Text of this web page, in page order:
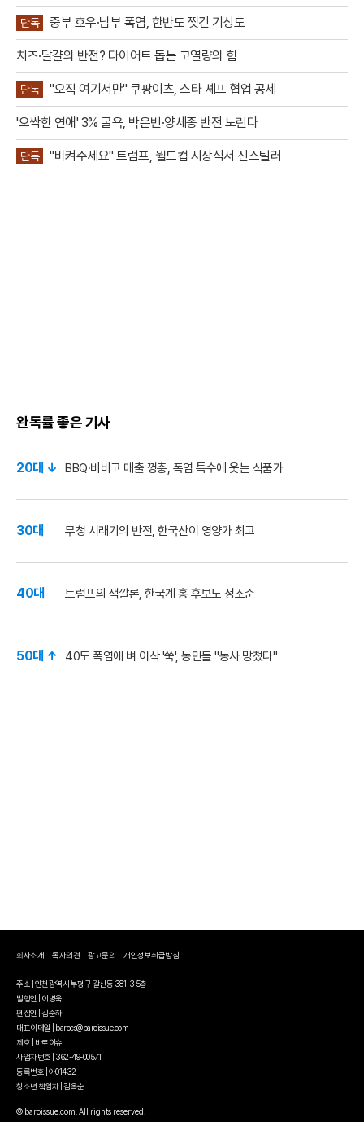
단독 중부 호우·남부 폭염, 한반도 찢긴 기상도
치즈·달걀의 반전? 다이어트 돕는 고열량의 힘
단독 "오직 여기서만" 쿠팡이츠, 스타 셰프 협업 공세
'오싹한 연애' 3% 굴욕, 박은빈·양세종 반전 노린다
단독 "비켜주세요" 트럼프, 월드컵 시상식서 신스틸러
완독률 좋은 기사
20대 ↓ BBQ·비비고 매출 껑충, 폭염 특수에 웃는 식품가
30대 무청 시래기의 반전, 한국산이 영양가 최고
40대 트럼프의 색깔론, 한국계 홍 후보도 정조준
50대 ↑ 40도 폭염에 벼 이삭 '쑥', 농민들 "농사 망쳤다"
회사소개 독자의견 광고문의 개인정보취급방침
주소 | 인천광역시 부평구 갈산동 381-3 5층
발행인 | 이병욱
편집인 | 김준하
대표이메일 | barocs@baroissue.com
제호 | 바로이슈
사업자번호 | 362-49-00571
등록번호 | 아01432
청소년 책임자 | 김옥순
© baroissue.com. All rights reserved.